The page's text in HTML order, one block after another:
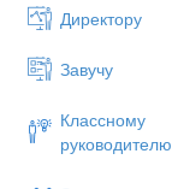
Директору
Завучу
Классному
руководителю